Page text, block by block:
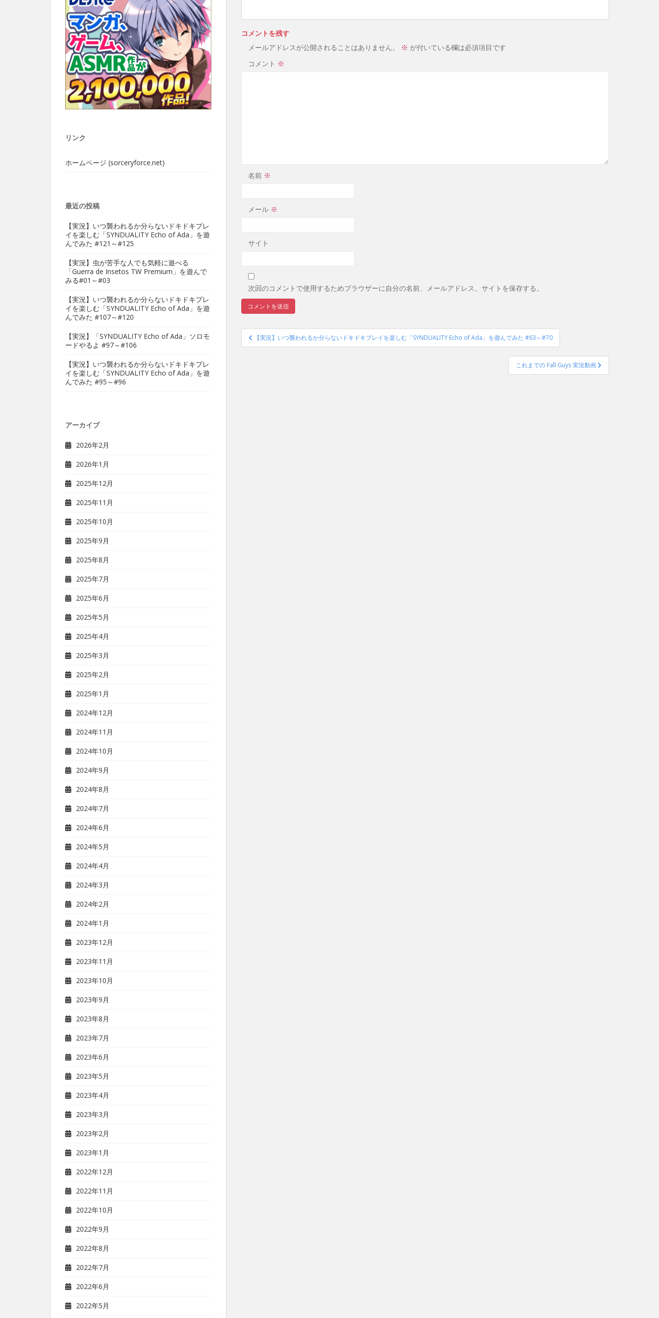
コメントを残す
メールアドレスが公開されることはありません。
※ が付いている欄は必須項目です
コメント ※
名前 ※
メール ※
サイト
次回のコメントで使用するためブラウザーに自分の名前、メールアドレス、サイトを保存する。
投
稿
【実況】いつ襲われるか分らないドキドキプレイを楽しむ「SYNDUALITY Echo of Ada」を遊んでみた #63～#70
これまでの Fall Guys 実況動画
リンク
ホームページ (sorceryforce.net)
最近の投稿
【実況】いつ襲われるか分らないドキドキプレ
イを楽しむ「SYNDUALITY Echo of Ada」を遊
んでみた #121～#125
【実況】虫が苦手な人でも気軽に遊べる
「Guerra de Insetos TW Premium」を遊んで
みる#01～#03
【実況】いつ襲われるか分らないドキドキプレ
イを楽しむ「SYNDUALITY Echo of Ada」を遊
んでみた #107～#120
【実況】「SYNDUALITY Echo of Ada」ソロモ
ードやるよ #97～#106
【実況】いつ襲われるか分らないドキドキプレ
イを楽しむ「SYNDUALITY Echo of Ada」を遊
んでみた #95～#96
アーカイブ
2026年2月
2026年1月
2025年12月
2025年11月
2025年10月
2025年9月
2025年8月
2025年7月
2025年6月
2025年5月
2025年4月
2025年3月
2025年2月
2025年1月
2024年12月
2024年11月
2024年10月
2024年9月
2024年8月
2024年7月
2024年6月
2024年5月
2024年4月
2024年3月
2024年2月
2024年1月
2023年12月
2023年11月
2023年10月
2023年9月
2023年8月
2023年7月
2023年6月
2023年5月
2023年4月
2023年3月
2023年2月
2023年1月
2022年12月
2022年11月
2022年10月
2022年9月
2022年8月
2022年7月
2022年6月
2022年5月